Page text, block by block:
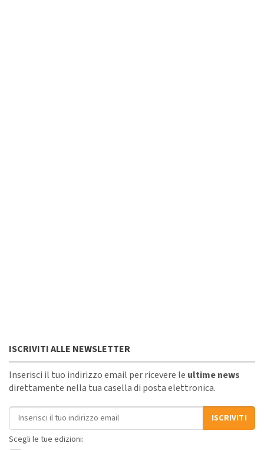
ISCRIVITI ALLE NEWSLETTER
Inserisci il tuo indirizzo email per ricevere le ultime news
direttamente nella tua casella di posta elettronica.
Indirizzo email
ISCRIVITI
Scegli le tue edizioni: